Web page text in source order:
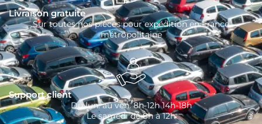
Livraison gratuite
Sur toutes nos pièces pour expédition en France
métropolitaine
Support client
Du lun. au ven. 8h-12h 14h-18h
Le samedi de 8h à 12h